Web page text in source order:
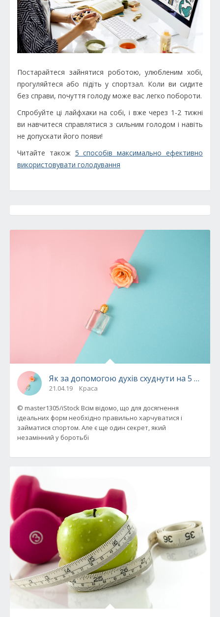
Постарайтеся зайнятися роботою, улюбленим хобі,
прогуляйтеся або підіть у спортзал. Коли ви сидите
без справи, почуття голоду може вас легко побороти.
Спробуйте ці лайфхаки на собі, і вже через 1-2 тижні
ви навчитеся справлятися з сильним голодом і навіть
не допускати його появи!
Читайте також 5 способів максимально ефективно
використовувати голодування
Як за допомогою духів схуднути на 5
21.04.19 Краса
© master1305/iStock Всім відомо, що для досягнення
ідеальних форм необхідно правильно харчуватися і
займатися спортом. Але є ще один секрет, який
незамінний у боротьбі